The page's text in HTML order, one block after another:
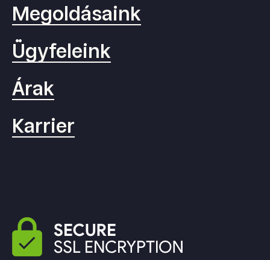
Megoldásaink
Ügyfeleink
Árak
Karrier